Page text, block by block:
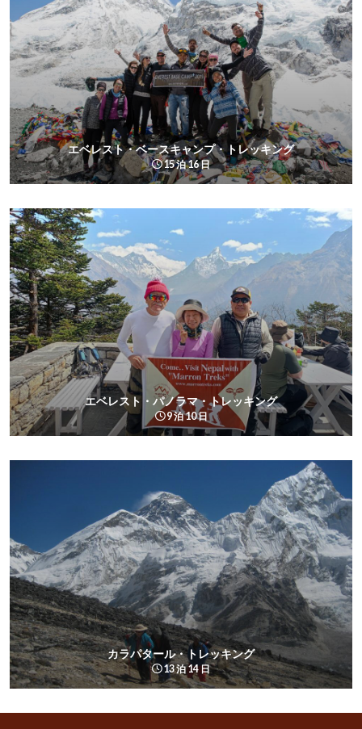
エベレスト・ベースキャンプ・トレッキング
15 泊 16 日
エベレスト・パノラマ・トレッキング
9 泊 10 日
カラパタール・トレッキング
13 泊 14 日